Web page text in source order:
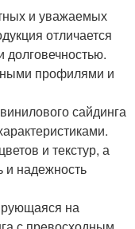
и уважаемых
отличается
долговечностью.
профилями и
сайдинга
и текстур, а
и надежность
на